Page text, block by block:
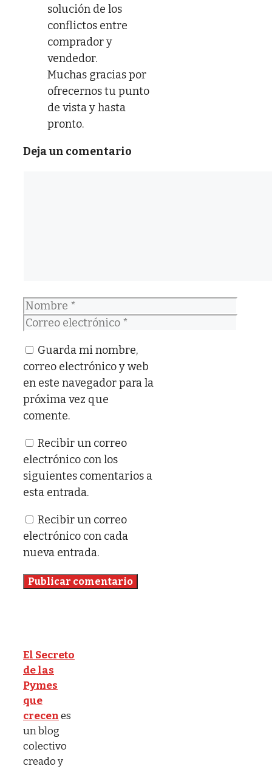
solución de los
conflictos entre
comprador y
vendedor.
Muchas gracias por
ofrecernos tu punto
de vista y hasta
pronto.
Deja un comentario
Nombre
Correo
Guarda mi nombre,
correo electrónico y web
en este navegador para la
próxima vez que
comente.
Recibir un correo
electrónico con los
siguientes comentarios a
esta entrada.
Recibir un correo
electrónico con cada
nueva entrada.
El Secreto
de las
Pymes
que
crecenes
un blog
colectivo
creado y